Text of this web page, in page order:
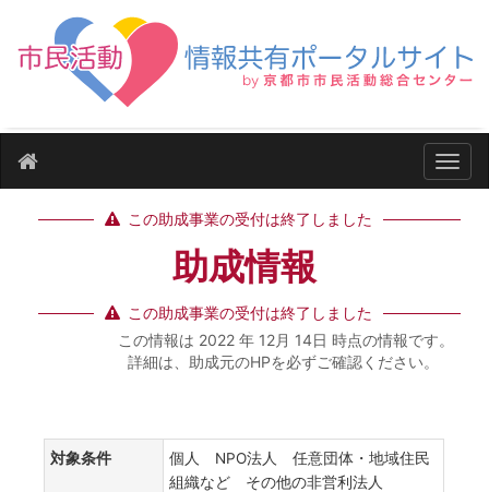
ナビ
この助成事業の受付は終了しました
助成情報
この助成事業の受付は終了しました
この情報は 2022 年 12月 14日 時点の情報です。
詳細は、助成元のHPを必ずご確認ください。
対象条件
個人 NPO法人 任意団体・地域住民
組織など その他の非営利法人